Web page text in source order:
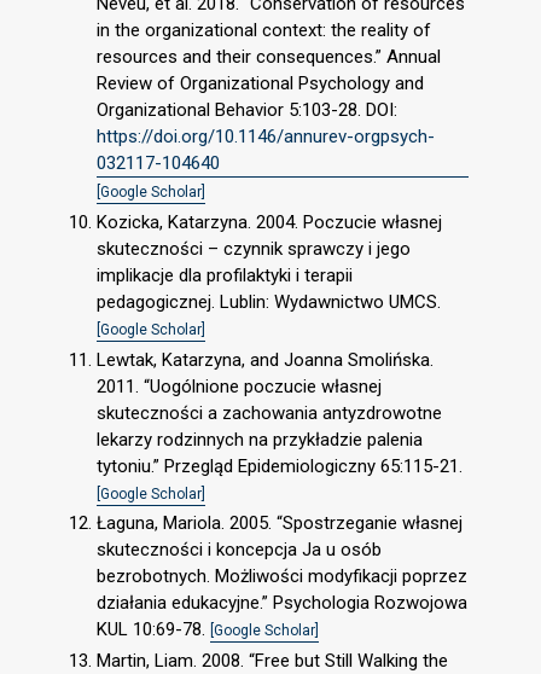
in the organizational context: the reality of
resources and their consequences.” Annual
Review of Organizational Psychology and
Organizational Behavior 5:103-28. DOI:
https://doi.org/10.1146/annurev-orgpsych-
032117-104640
[Google Scholar]
Kozicka, Katarzyna. 2004. Poczucie własnej
skuteczności – czynnik sprawczy i jego
implikacje dla profilaktyki i terapii
pedagogicznej. Lublin: Wydawnictwo UMCS.
[Google Scholar]
Lewtak, Katarzyna, and Joanna Smolińska.
2011. “Uogólnione poczucie własnej
skuteczności a zachowania antyzdrowotne
lekarzy rodzinnych na przykładzie palenia
tytoniu.” Przegląd Epidemiologiczny 65:115-21.
[Google Scholar]
Łaguna, Mariola. 2005. “Spostrzeganie własnej
skuteczności i koncepcja Ja u osób
bezrobotnych. Możliwości modyfikacji poprzez
działania edukacyjne.” Psychologia Rozwojowa
KUL 10:69-78. [Google Scholar]
Martin, Liam. 2008. “Free but Still Walking the